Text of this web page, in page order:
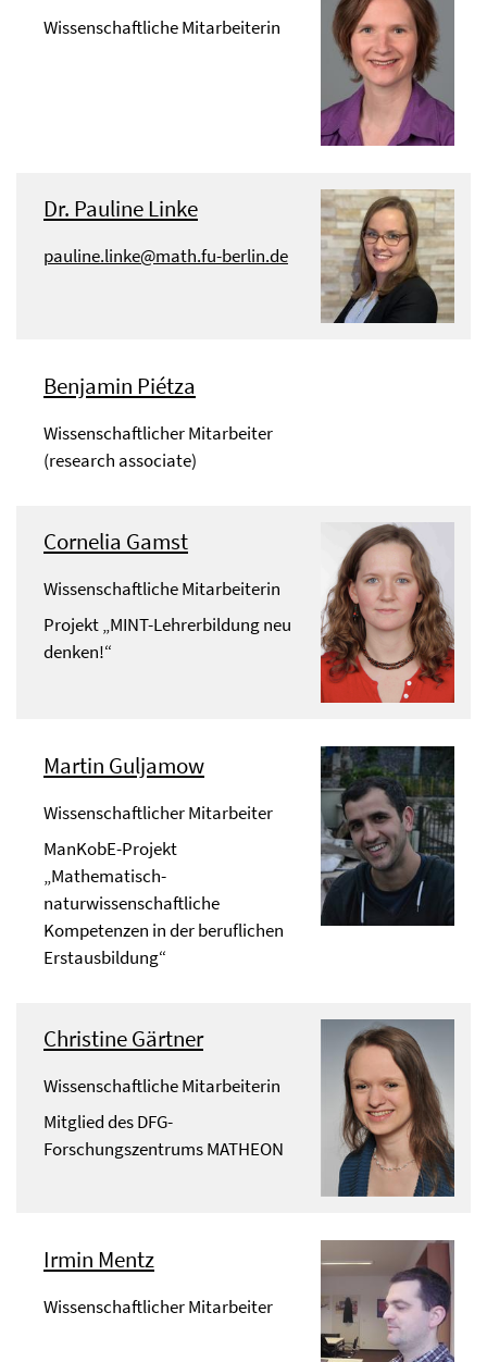
Wissenschaftliche Mitarbeiterin
Dr. Pauline Linke
pauline.linke@math.fu-berlin.de
Benjamin Piétza
Wissenschaftlicher Mitarbeiter
(research associate)
Cornelia Gamst
Wissenschaftliche Mitarbeiterin
Projekt „MINT-Lehrerbildung neu
denken!“
Martin Guljamow
Wissenschaftlicher Mitarbeiter
ManKobE-Projekt
„Mathematisch-
naturwissenschaftliche
Kompetenzen in der beruflichen
Erstausbildung“
Christine Gärtner
Wissenschaftliche Mitarbeiterin
Mitglied des DFG-
Forschungszentrums MATHEON
Irmin Mentz
Wissenschaftlicher Mitarbeiter